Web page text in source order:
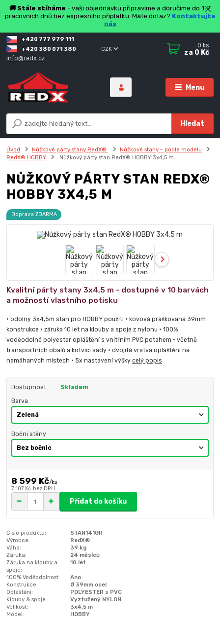
🚚 Stále stíháme - vaši objednávku připravíme a doručíme do 1-2
pracovních dnů bez expresního příplatku. Máte dotaz? Kontaktujte
nás
Menu
CZK
Hledat
+420 777 979 111
+420 380 071 380
info@redx.cz
0 ks
za 0 Kč
Úvod Nůžkové párty stany RedX®
Nůžkové stany - podle modelu
RedX® HOBBY
Nůžkový párty stan RedX® HOBBY 3x4,5 m
NŮŽKOVÝ PÁRTY STAN REDX®
HOBBY 3X4,5 M
Doprava ZDARMA
Kvalitní párty stany 3x4,5 m - dostupné v 10 barvách
a možností vlastního potisku
• odolný 3x4,5m stan pro HOBBY použití • kovová práškovaná 39mm
konstrukce • záruka 10 let na klouby a spoje z nylonu • 100%
voděodolné polyester opláštění s vnitřním PVC potahem • včetně
transportních obalů a kotvící sady • dvojitá vrstva opláštění na
namáhaných místech • 5x nastavení výškycelý popis
Dostupnost Skladem
Barva
Boční stěny
8 599 Kč/ks
7 107 Kč bez DPH
Přidat do košíku
Číslo produktu:
STAN141GR
Výrobce:
RedX®
Váha:
39 kg
Záruka:
24 měsíců
Záruka na klouby a
spoje:
10 let
100% Voděodolnost:
Ano
Konstrukce:
Ø 39mm ocel
Opláštění:
POLYESTER s PVC
Klouby & spoje:
Vyztužený NYLON
Velikost:
3x4,5 m
Model:
HOBBY